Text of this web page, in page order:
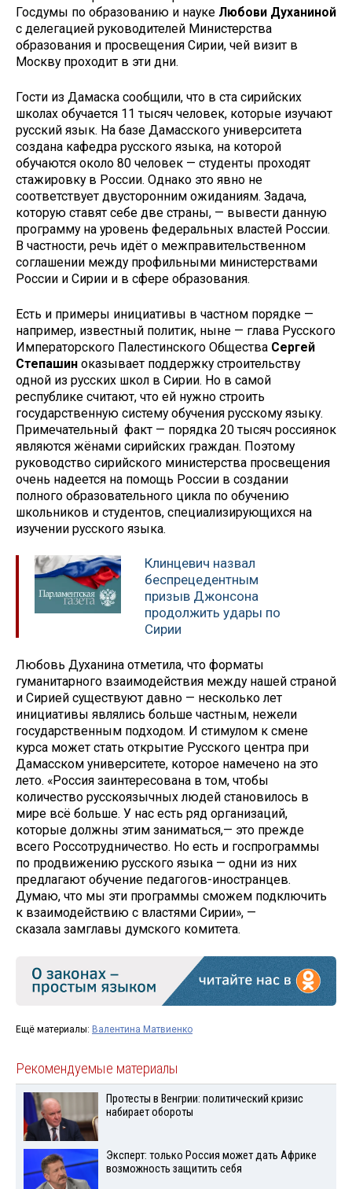
Госдумы по образованию и науке Любови Духаниной
с делегацией руководителей Министерства
образования и просвещения Сирии, чей визит в
Москву проходит в эти дни.
Гости из Дамаска сообщили, что в ста сирийских
школах обучается 11 тысяч человек, которые изучают
русский язык. На базе Дамасского университета
создана кафедра русского языка, на которой
обучаются около 80 человек — студенты проходят
стажировку в России. Однако это явно не
соответствует двусторонним ожиданиям. Задача,
которую ставят себе две страны, — вывести данную
программу на уровень федеральных властей России.
В частности, речь идёт о межправительственном
соглашении между профильными министерствами
России и Сирии и в сфере образования.
Есть и примеры инициативы в частном порядке —
например, известный политик, ныне — глава Русского
Императорского Палестинского Общества Сергей
Степашин оказывает поддержку строительству
одной из русских школ в Сирии. Но в самой
республике считают, что ей нужно строить
государственную систему обучения русскому языку.
Примечательный факт — порядка 20 тысяч россиянок
являются жёнами сирийских граждан. Поэтому
руководство сирийского министерства просвещения
очень надеется на помощь России в создании
полного образовательного цикла по обучению
школьников и студентов, специализирующихся на
изучении русского языка.
Клинцевич назвал
беспрецедентным
призыв Джонсона
продолжить удары по
Сирии
Любовь Духанина отметила, что форматы
гуманитарного взаимодействия между нашей страной
и Сирией существуют давно — несколько лет
инициативы являлись больше частным, нежели
государственным подходом. И стимулом к смене
курса может стать открытие Русского центра при
Дамасском университете, которое намечено на это
лето. «Россия заинтересована в том, чтобы
количество русскоязычных людей становилось в
мире всё больше. У нас есть ряд организаций,
которые должны этим заниматься,— это прежде
всего Россотрудничество. Но есть и госпрограммы
по продвижению русского языка — одни из них
предлагают обучение педагогов-иностранцев.
Думаю, что мы эти программы сможем подключить
к взаимодействию с властями Сирии», —
сказала замглавы думского комитета.
Ещё материалы: Валентина Матвиенко
Рекомендуемые материалы
Протесты в Венгрии: политический кризис
набирает обороты
Эксперт: только Россия может дать Африке
возможность защитить себя